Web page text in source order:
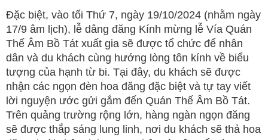
Đặc biệt, vào tối Thứ 7, ngày 19/10/2024 (nhằm ngày
17/9 âm lịch), lễ dâng đăng Kính mừng lễ Vía Quán
Thế Âm Bồ Tát xuất gia sẽ được tổ chức để nhân
dân và du khách cùng hướng lòng tôn kính về biểu
tượng của hạnh từ bi. Tại đây, du khách sẽ được
nhận các ngọn đèn hoa đăng đặc biệt và tự tay viết
lời nguyện ước gửi gắm đến Quán Thế Âm Bồ Tát.
Trên quảng trường rộng lớn, hàng ngàn ngọn đăng
sẽ được thắp sáng lung linh, nơi du khách sẽ thả hoa